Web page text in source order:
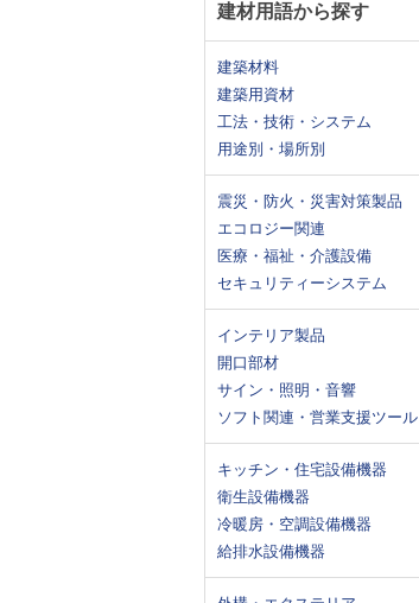
建材用語から探す
建築材料
建築用資材
工法・技術・システム
用途別・場所別
震災・防火・災害対策製品
エコロジー関連
医療・福祉・介護設備
セキュリティーシステム
インテリア製品
開口部材
サイン・照明・音響
ソフト関連・営業支援ツール
キッチン・住宅設備機器
衛生設備機器
冷暖房・空調設備機器
給排水設備機器